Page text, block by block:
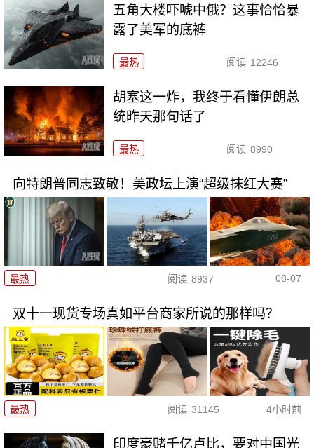
五角大楼吓唬中俄？这事恰恰暴
露了美军的底裤
最热 阅读 12246
胡塞这一炸，我终于看懂伊朗总
统昨天那句话了
最热 阅读 8990
向特朗普同志致敬！美政坛上演“超级抹红大赛”
最热 阅读 8937 08-07
双十一现货专场真如平台商家所说的那样吗？
最热 阅读 31145 4小时前
印度豪赌千亿卢比，要对中国光